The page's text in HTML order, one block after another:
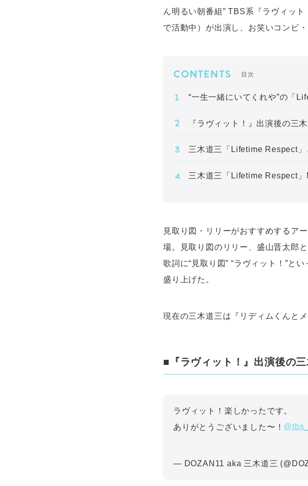
ん明るい朝番組” TBS系『ラヴィッ
で活動中）が出演し、お笑いコンビ
CONTENTS 目次
“一生一緒にいてくれや”の「
『ラヴィット！』出演後の三
三木道三「Lifetime Respect」
三木道三「Lifetime Respect」
見取り図・リリーがおすすめするア
場。見取り図のリリー、盛山晋太郎
歌詞に“見取り図” “ラヴィット！”と
盛り上げた。
現在の三木道三は『リディムくんと
■『ラヴィット！』出演後の
ラヴィット！楽しかったです。
ありがとうございました〜！
— DOZAN11 aka 三木道三